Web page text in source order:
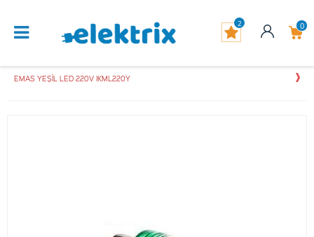
0
2
EMAS YEŞİL LED 220V IKML220Y